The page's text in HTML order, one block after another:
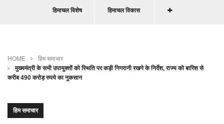
हिमाचल विशेष हिमाचल विकास
HOME
हिम समाचार
मुख्यमंत्री के सभी उपायुक्तों को स्थिति पर कड़ी निगरानी रखने के निर्देश, राज्य को बारिश से
करीब 490 करोड़ रुपये का नुकसान
हिम समाचार